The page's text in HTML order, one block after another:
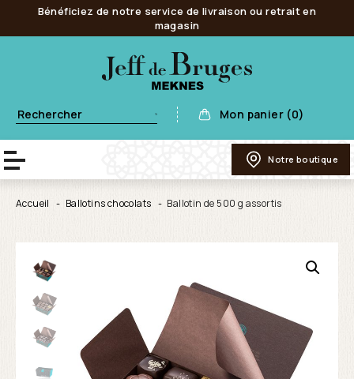
Bénéficiez de notre service de livraison ou retrait en
magasin
Mon panier (0)
Notre boutique
Accueil Ballotins chocolats Ballotin de 500 g assortis